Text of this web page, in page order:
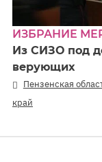
ИЗБРАНИЕ
Из СИЗО под
верующих
Пензенская
край